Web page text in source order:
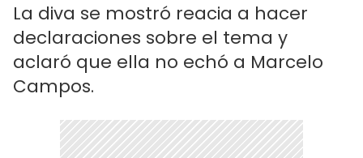
La diva se mostró reacia a hacer
declaraciones sobre el tema y
aclaró que ella no echó a Marcelo
Campos.